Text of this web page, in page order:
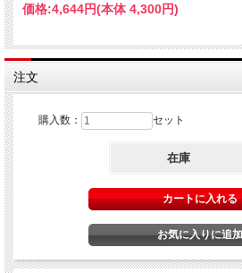
コラトゥーラ（ガルム、魚醤）と
超濃厚アンチョビ・エキスとも言われるコラト
価格:4,644円(本体 4,300円)
注文
購入数： セット
在庫